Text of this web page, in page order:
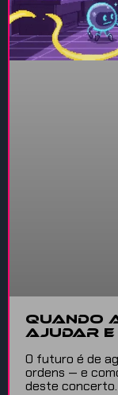
Quando
ajudar e
O futuro é de
ordens — e
deste concerto.